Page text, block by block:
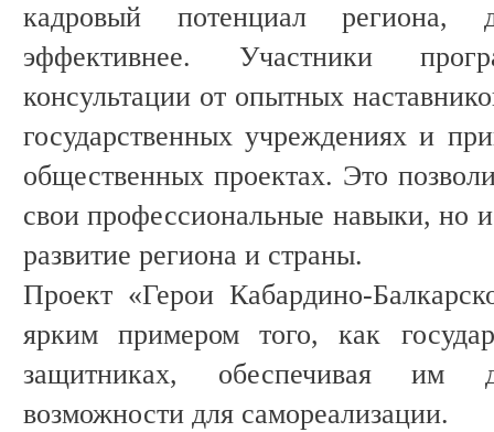
кадровый потенциал
эффективнее. Участники
консультации от опытных
государственных учреждениях и
общественных проектах. Это
свои профессиональные навыки, но
развитие региона и страны.
Проект «Герои Кабардино-
ярким примером того, как
защитниках, обеспечивая им
возможности для самореализации.